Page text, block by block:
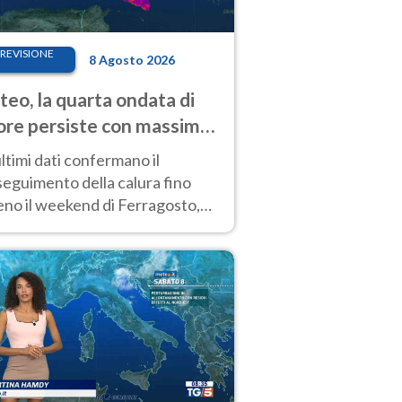
8 Agosto 2026
la quarta ondata di
persiste con massime
molto elevate
dati confermano il
della calura fino
il weekend di Ferragosto,
prossima